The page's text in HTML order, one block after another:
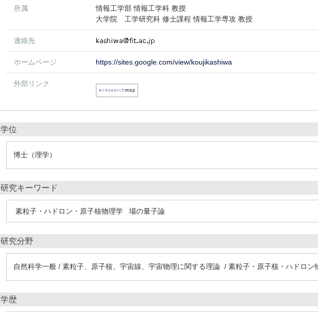
所属
情報工学部 情報工学科 教授
大学院 工学研究科 修士課程 情報工学専攻 教授
連絡先
ホームページ https://sites.google.com/view/koujikashiwa
外部リンク
学位
博士（理学）
研究キーワード
素粒子・ハドロン・原子核物理学 場の量子論
研究分野
自然科学一般 / 素粒子、原子核、宇宙線、宇宙物理に関する理論 / 素粒子・原子核・ハドロン
学歴